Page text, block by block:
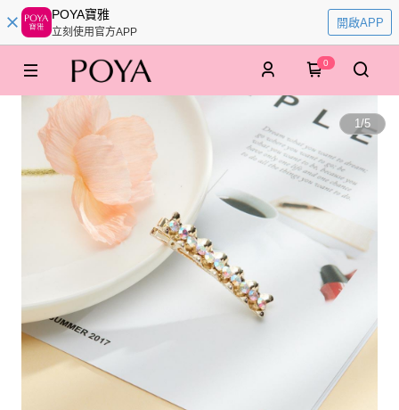
POYA寶雅
立刻使用官方APP
開啟APP
0
1/5